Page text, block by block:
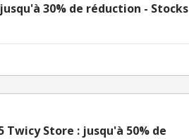
30% de réduction - Stocks
Twicy Store : jusqu'à 50% de